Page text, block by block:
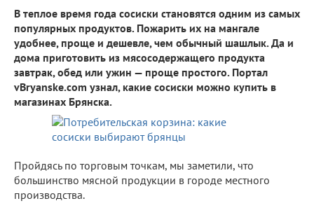
В теплое время года сосиски становятся одним из самых
популярных продуктов. Пожарить их на мангале
удобнее, проще и дешевле, чем обычный шашлык. Да и
дома приготовить из мясосодержащего продукта
завтрак, обед или ужин — проще простого. Портал
vBryanske.com узнал, какие сосиски можно купить в
магазинах Брянска.
Пройдясь по торговым точкам, мы заметили, что
большинство мясной продукции в городе местного
производства.